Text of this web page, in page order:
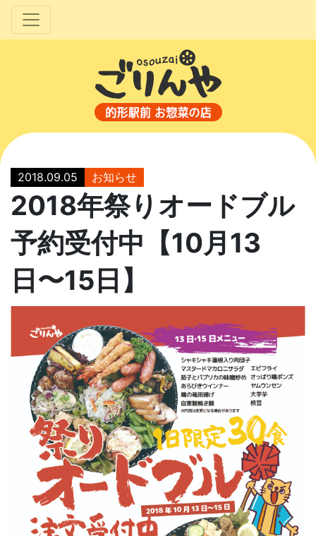
2018.09.05 お知らせ
2018年祭りオードブル
予約受付中【10月13
日〜15日】